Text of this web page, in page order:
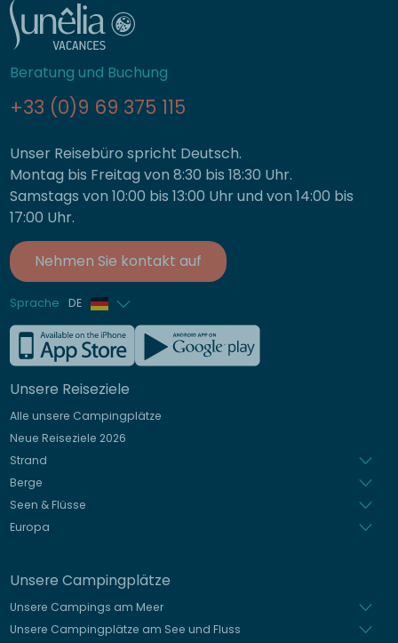
Beratung und Buchung
+33 (0)9 69 375 115
Unser Reisebüro spricht Deutsch.
Montag bis Freitag von 8:30 bis 18:30 Uhr.
Samstags von 10:00 bis 13:00 Uhr und von 14:00 bis
17:00 Uhr.
Nehmen Sie kontakt auf
Sprache DE
Französisch
Englisch
Italienisch
Spanisch
Unsere Reiseziele
Alle unsere Campingplätze
Neue Reiseziele 2026
Strand
Berge
Seen & Flüsse
Europa
Unsere Campingplätze
Unsere Campings am Meer
Unsere Campingplätze am See und Fluss